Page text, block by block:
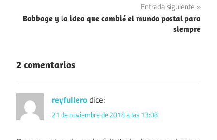
Entrada siguiente
Babbage y la idea que cambió el mundo postal para
siempre
2 comentarios
reyfullerodice:
21 de noviembre de 2018 a las 13:08